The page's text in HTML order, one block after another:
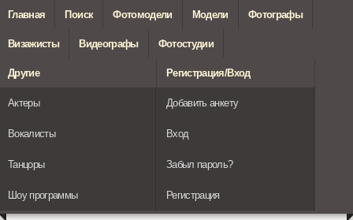
Главная Поиск Фотомодели Модели Фотографы
Визажисты Видеографы Фотостудии
Другие
Актеры
Вокалисты
Танцоры
Шоу программы
Регистрация/Вход
Добавить анкету
Вход
Забыл пароль?
Регистрация